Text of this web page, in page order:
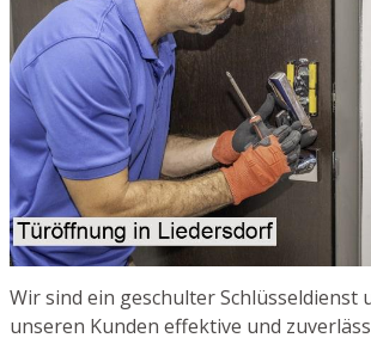
Wir sind ein geschulter Schlüsseldienst
unseren Kunden effektive und